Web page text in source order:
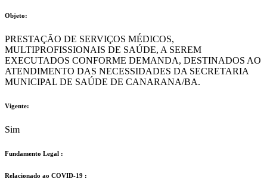
Objeto:
PRESTAÇÃO DE SERVIÇOS MÉDICOS,
MULTIPROFISSIONAIS DE SAÚDE, A SEREM
EXECUTADOS CONFORME DEMANDA, DESTINADOS AO
ATENDIMENTO DAS NECESSIDADES DA SECRETARIA
MUNICIPAL DE SAÚDE DE CANARANA/BA.
Vigente:
Sim
Fundamento Legal :​
Relacionado ao COVID-19 :​